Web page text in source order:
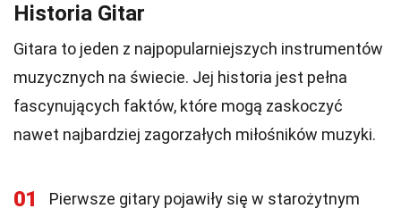
Historia Gitar
Gitara to jeden z najpopularniejszych instrumentów
muzycznych na świecie. Jej historia jest pełna
fascynujących faktów, które mogą zaskoczyć
nawet najbardziej zagorzałych miłośników muzyki.
01
Pierwsze gitary pojawiły się w starożytnym